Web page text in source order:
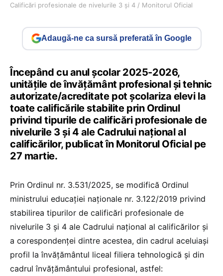
Calificări profesionale de nivelurile 3 și 4 / Monitorul Oficial
Adaugă-ne ca sursă preferată în Google
Începând cu anul școlar 2025-2026,
unitățile de învățământ profesional și tehnic
autorizate/acreditate pot școlariza elevi la
toate calificările stabilite prin Ordinul
privind tipurile de calificări profesionale de
nivelurile 3 și 4 ale Cadrului național al
calificărilor, publicat în Monitorul Oficial pe
27 martie.
Prin Ordinul nr. 3.531/2025, se modifică Ordinul
ministrului educației naționale nr. 3.122/2019 privind
stabilirea tipurilor de calificări profesionale de
nivelurile 3 și 4 ale Cadrului național al calificărilor și
a corespondenței dintre acestea, din cadrul aceluiași
profil la învățământul liceal filiera tehnologică și din
cadrul învățământului profesional, astfel: